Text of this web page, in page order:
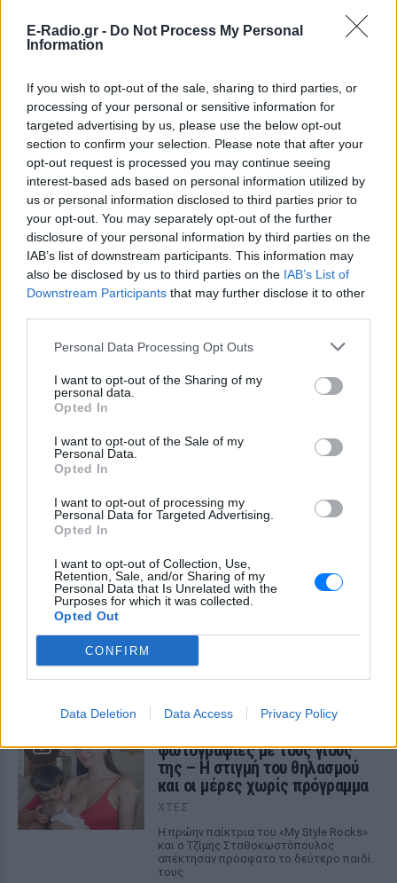
E-Radio.gr - Do Not Process My Personal
Information
If you wish to opt-out of the sale, sharing to third parties, or
processing of your personal or sensitive information for
targeted advertising by us, please use the below opt-out
section to confirm your selection. Please note that after your
opt-out request is processed you may continue seeing
interest-based ads based on personal information utilized by
us or personal information disclosed to third parties prior to
your opt-out. You may separately opt-out of the further
disclosure of your personal information by third parties on the
IAB’s list of downstream participants. This information may
also be disclosed by us to third parties on the IAB’s List of
Downstream Participants that may further disclose it to other
Personal Data Processing Opt Outs
I want to opt-out of the Sharing of my
personal data.
Opted In
I want to opt-out of the Sale of my
Personal Data.
Opted In
I want to opt-out of processing my
Personal Data for Targeted Advertising.
Opted In
I want to opt-out of Collection, Use,
Retention, Sale, and/or Sharing of my
Personal Data that Is Unrelated with the
Purposes for which it was collected.
Opted Out
CONFIRM
Data Deletion Data Access Privacy Policy
Ιωάννα Τούνη: «Έβγαλα όλο το
βράδυ στο νοσοκομείο με ορούς
Η επιχειρηματίας έπαθε τροφική
δηλητηρίαση και μοιράστηκε με τους
followers της στο Instagram τις δύσκολες
ώρες που πέρασε.
Ατύχημα για τον Ιβάν Σβιτάιλο
στην Κέρκυρα: «Θα σηκωθώ πιο
δυνατός»
ΧΤΕΣ
Ο ηθοποιός και χορευτής μοιράστηκε
στο Instagram μια φωτογραφία από
πρόσφατη εξέτασή του, με ένα μήνυμα
θάρρους
Ένας κάτοχος εισιτηρίου
ΧΤΕΣ
Διακοπές στη Μύκονο για τη Βάλια
Χατζηθεοδώρου ‑ οι φωτογραφίες με μαγιό
στην παραλία
Μέσα από ανάρτηση στο Instagram μοιράστηκε στιγμές από
τις καλοκαιρινές της διακοπές στο νησί των ανέμων
ΧΤΕΣ
φωτογραφίες με τους γιους
της – Η στιγμή του θηλασμού
και οι μέρες χωρίς πρόγραμμα
ΧΤΕΣ
Η πρώην παίκτρια του «My Style Rocks»
και ο Τζίμης Σταθοκωστόπουλος
απέκτησαν πρόσφατα το δεύτερο παιδί
τους